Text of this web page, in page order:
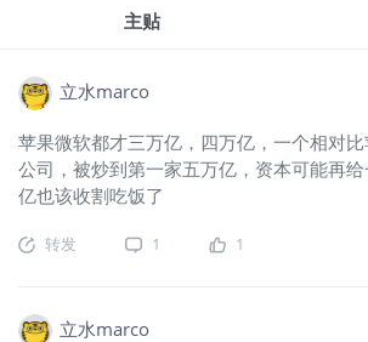
主贴
立水marco
苹果微软都才三万亿，四万亿，一个相对
公司，被炒到第一家五万亿，资本可能再
亿也该收割吃饭了
转发 1 1
立水marco